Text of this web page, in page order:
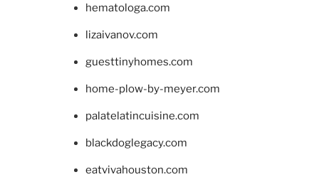
hematologa.com
lizaivanov.com
guesttinyhomes.com
home-plow-by-meyer.com
palatelatincuisine.com
blackdoglegacy.com
eatvivahouston.com